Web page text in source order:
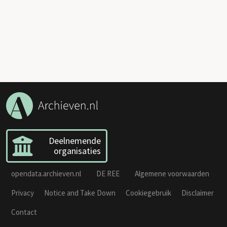
Deelnemende
organisaties
opendata.archieven.nl DE REE
Algemene voorwaarden
Privacy
Notice and Take Down Cookiegebruik
Disclaimer
Contact